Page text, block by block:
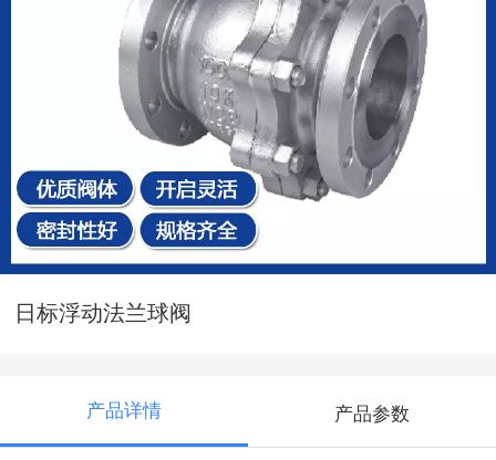
日标浮动法兰球阀
产品详情 产品参数